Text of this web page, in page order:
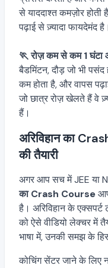
से याददाश्त कमज़ोर
पढ़ाई से ज़्यादा फायदेमंद है।
🏃 रोज़ कम से कम 1
बैडमिंटन, दौड़ जो भी
कम होता है, और वापस
जो छात्र रोज़ खेलते हैं वे
हैं।
अरिविहान का
की तैयारी
अगर आप सच में JEE या
का Crash Course
है। अरिविहान के
को ऐसे वीडियो लेक्चर में
भाषा में, उनकी समझ के
कोचिंग सेंटर जाने के लिए